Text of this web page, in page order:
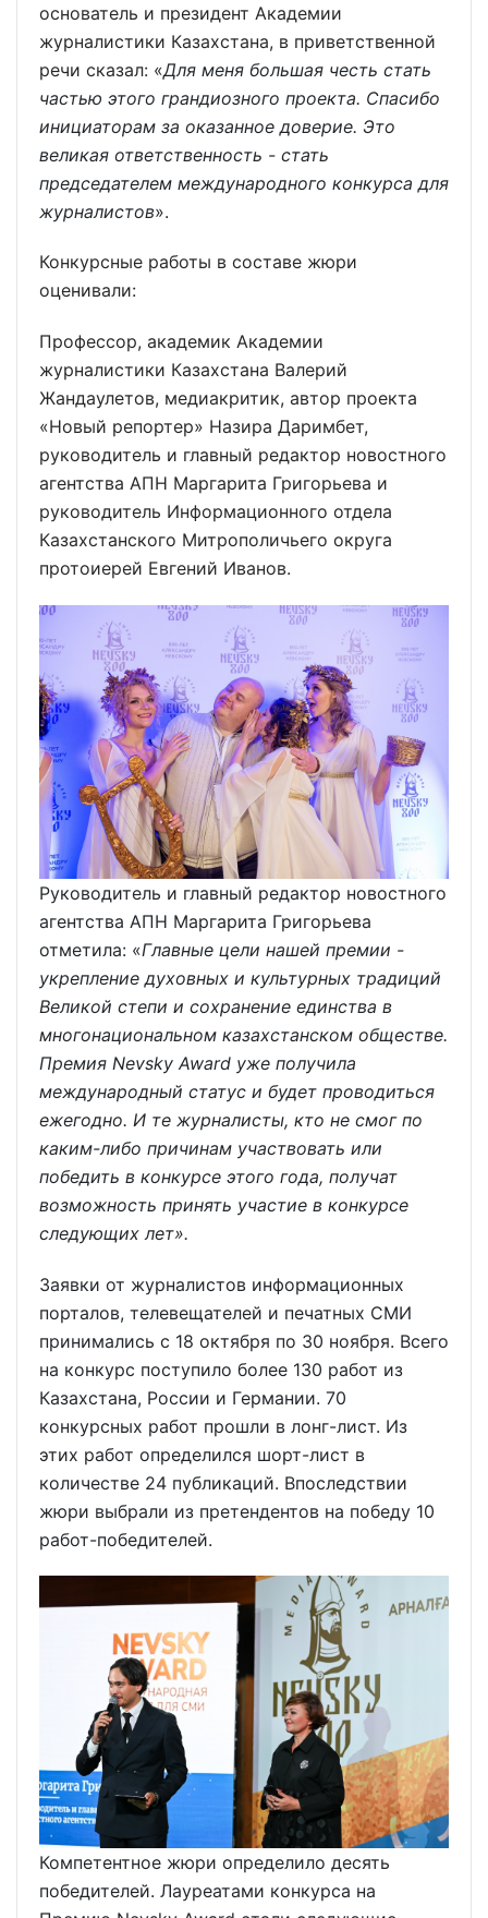
основатель и президент Академии
журналистики Казахстана, в приветственной
речи сказал: «Для меня большая честь стать
частью этого грандиозного проекта. Спасибо
инициаторам за оказанное доверие. Это
великая ответственность - стать
председателем международного конкурса для
журналистов».
Конкурсные работы в составе жюри
оценивали:
Профессор, академик Академии
журналистики Казахстана Валерий
Жандаулетов, медиакритик, автор проекта
«Новый репортер» Назира Даримбет,
руководитель и главный редактор новостного
агентства АПН Маргарита Григорьева и
руководитель Информационного отдела
Казахстанского Митрополичьего округа
протоиерей Евгений Иванов.
Руководитель и главный редактор новостного
агентства АПН Маргарита Григорьева
отметила: «Главные цели нашей премии -
укрепление духовных и культурных традиций
Великой степи и сохранение единства в
многонациональном казахстанском обществе.
Премия Nevsky Award уже получила
международный статус и будет проводиться
ежегодно. И те журналисты, кто не смог по
каким-либо причинам участвовать или
победить в конкурсе этого года, получат
возможность принять участие в конкурсе
следующих лет».
Заявки от журналистов информационных
порталов, телевещателей и печатных СМИ
принимались с 18 октября по 30 ноября. Всего
на конкурс поступило более 130 работ из
Казахстана, России и Германии. 70
конкурсных работ прошли в лонг-лист. Из
этих работ определился шорт-лист в
количестве 24 публикаций. Впоследствии
жюри выбрали из претендентов на победу 10
работ-победителей.
Компетентное жюри определило десять
победителей. Лауреатами конкурса на